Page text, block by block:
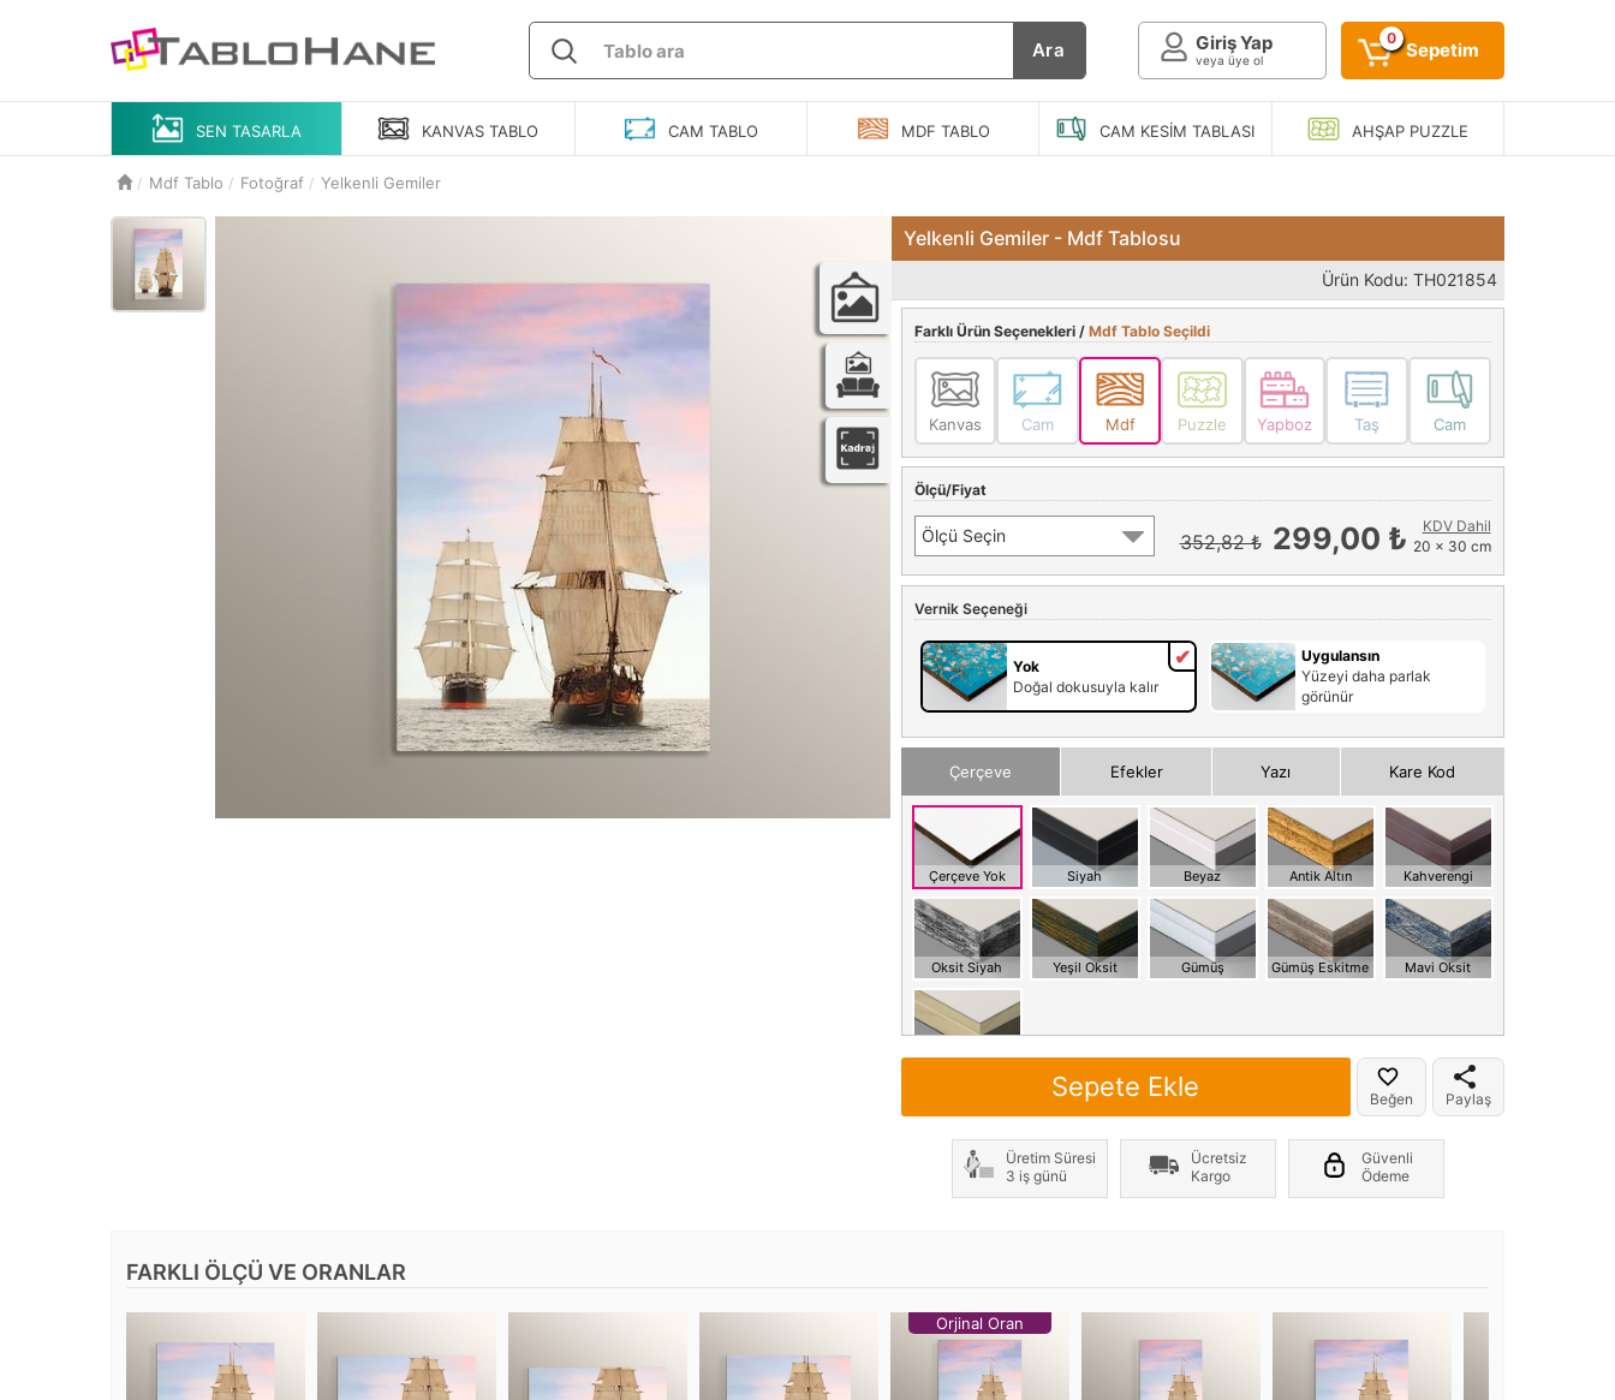
Ara Giriş Yap
veya üye ol
0
Sepetim
SEN TASARLA KANVAS TABLO CAM TABLO MDF TABLO CAM KESIM TABLASI AHŞAPPUZZLE
Mdf Tablo Fotoğraf Yelkenli Gemiler
Yelkenli Gemiler - Mdf Tablosu
Ürün Kodu: TH021854
Farklı Ürün Seçenekleri / Mdf Tablo Seçildi
Kanvas Cam Mdf Puzzle Yapboz Taş Cam
Ölçü/Fiyat
Ölçü Seçin 352,82 ₺ 299,00 ₺
KDV Dahil
20 x 30 cm
Vernik Seçeneği
Yok
Doğal dokusuyla kalır
Uygulansın
Yüzeyi daha parlak
görünür
Çerçeve Efekler Yazı Kare Kod
Çerçeve Yok Siyah Beyaz Antik Altın Kahverengi
Oksit Siyah Yeşil Oksit Gümüş Gümüş Eskitme Mavi Oksit
Meşe
Not: Çerçeve genişliği her yönde +2cm, yüksekliği 1cm olmaktadır
Sepete Ekle Beğen Paylaş
Üretim Süresi
3 iş günü
Ücretsiz
Kargo
Güvenli
Ödeme
FARKLI ÖLÇÜ VE ORANLAR
Orjinal Oran